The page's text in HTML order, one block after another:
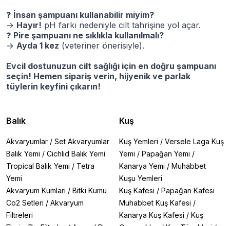
❓ İnsan şampuanı kullanabilir miyim?
→ Hayır! pH farkı nedeniyle cilt tahrişine yol açar.
❓ Pire şampuanı ne sıklıkla kullanılmalı?
→ Ayda 1 kez (veteriner önerisiyle).
Evcil dostunuzun cilt sağlığı için en doğru şampuanı
seçin! Hemen sipariş verin, hijyenik ve parlak
tüylerin keyfini çıkarın!
Balık
Akvaryumlar / Set Akvaryumlar
Balık Yemi / Cichlid Balık Yemi
Tropical Balık Yemi / Tetra
Yemi
Akvaryum Kumları / Bitki Kumu
Co2 Setleri / Akvaryum
Filtreleri
Kuş
Kuş Yemleri / Versele Laga Kuş
Yemi / Papağan Yemi /
Kanarya Yemi / Muhabbet
Kuşu Yemleri
Kuş Kafesi / Papağan Kafesi
Muhabbet Kuş Kafesi /
Kanarya Kuş Kafesi / Kuş